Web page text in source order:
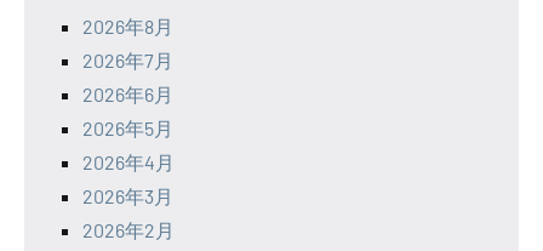
2026年8月
2026年7月
2026年6月
2026年5月
2026年4月
2026年3月
2026年2月